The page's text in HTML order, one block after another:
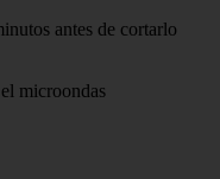
antes de cortarlo